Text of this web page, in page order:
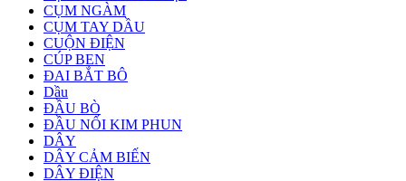
CỤM NGÀM
CỤM TAY DẦU
CUỘN ĐIỆN
CÚP BEN
ĐAI BẮT BÔ
Dầu
ĐẦU BÒ
ĐẦU NỐI KIM PHUN
DÂY
DÂY CẢM BIẾN
DÂY ĐIỆN